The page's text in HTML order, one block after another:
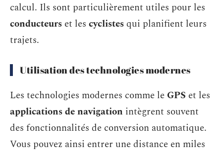
calcul. Ils sont particulièrement utiles pour les
conducteurs et les cyclistes qui planifient leurs
trajets.
Utilisation des technologies modernes
Les technologies modernes comme le GPS et les
applications de navigation intègrent souvent
des fonctionnalités de conversion automatique.
Vous pouvez ainsi entrer une distance en miles